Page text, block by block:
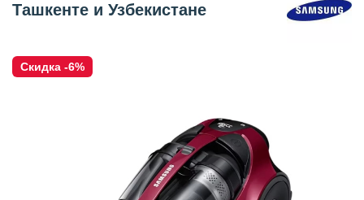
Ташкенте и Узбекистане
Скидка -6%